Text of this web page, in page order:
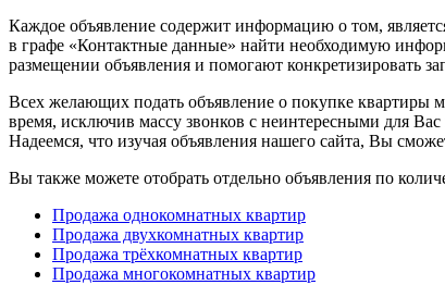
Каждое объявление содержит информацию о том,
в графе «Контактные данные» найти необходимую
размещении объявления и помогают конкретизировать
Всех желающих подать объявление о покупке квартиры
время, исключив массу звонков с неинтересными для
Надеемся, что изучая объявления нашего сайта, Вы
Вы также можете отобрать отдельно объявления по
Продажа однокомнатных квартир
Продажа двухкомнатных квартир
Продажа трёхкомнатных квартир
Продажа многокомнатных квартир